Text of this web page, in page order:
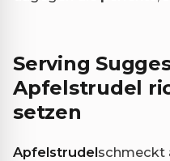
Serving
Apfelstrudel
setzen
Apfelstrudelschmeckt